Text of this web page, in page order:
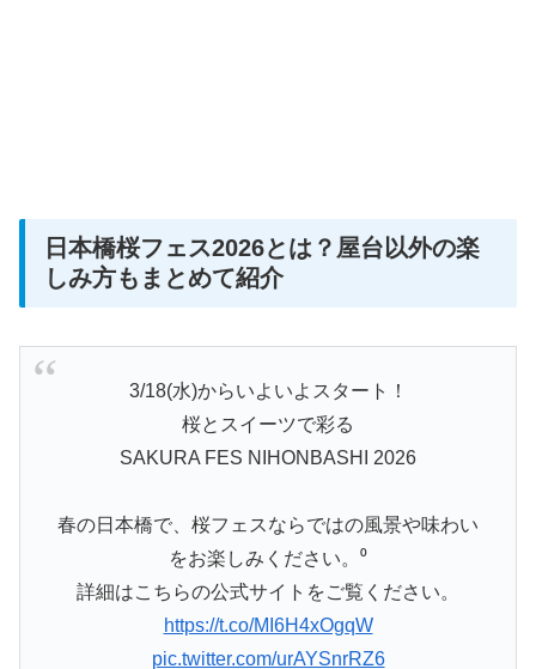
日本橋桜フェス2026とは？屋台以外の楽
しみ方もまとめて紹介
3/18(水)からいよいよスタート！
桜とスイーツで彩る
SAKURA FES NIHONBASHI 2026
春の日本橋で、桜フェスならではの風景や味わい
をお楽しみください。⁰
詳細はこちらの公式サイトをご覧ください。
https://t.co/MI6H4xOgqW
pic.twitter.com/urAYSnrRZ6